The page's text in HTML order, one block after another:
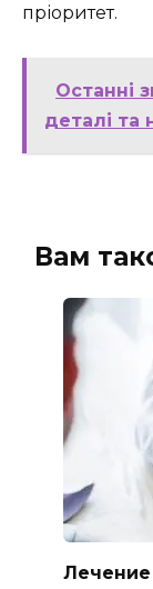
пріоритет.
Останні
деталі та
Вам
Лечение